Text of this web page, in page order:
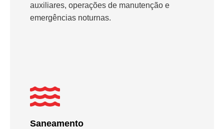
auxiliares, operações de manutenção e
emergências noturnas.
Saneamento